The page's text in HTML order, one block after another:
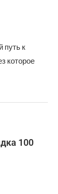
путь к
которое
100